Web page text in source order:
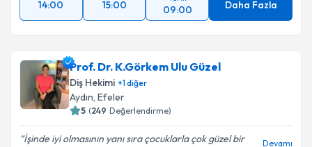
14:00 15:00 09:00 Daha Fazla
Prof. Dr. K.Görkem Ulu Güzel
Diş Hekimi +1diğer
Aydın, Efeler
5 (249 Değerlendirme)
İşinde iyi olmasının yanı sıra çocuklarla çok güzel bir
Devamı